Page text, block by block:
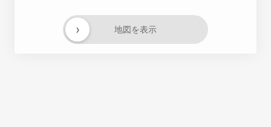
地図を表示
›